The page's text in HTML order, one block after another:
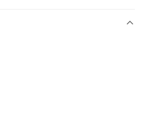
後，再付款。
程】
先享後付」後，將跳轉至「AFTEE先享後付」
到繳費通知簡訊。
內，點擊此簡訊中的連結，可透過四大超商／
進行付款，方視為交易完成。
含以上)免運費
含以上)免運費
含以上)免運費